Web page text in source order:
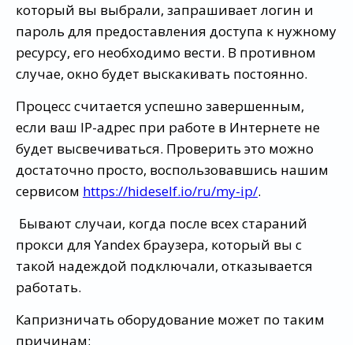
который вы выбрали, запрашивает логин и
пароль для предоставления доступа к нужному
ресурсу, его необходимо вести. В противном
случае, окно будет выскакивать постоянно.
Процесс считается успешно завершенным,
если ваш IP-адрес при работе в Интернете не
будет высвечиваться. Проверить это можно
достаточно просто, воспользовавшись нашим
сервисом https://hideself.io/ru/my-ip/.
Бывают случаи, когда после всех стараний
прокси для Yandex браузера, который вы с
такой надеждой подключали, отказывается
работать.
Капризничать оборудование может по таким
причинам: